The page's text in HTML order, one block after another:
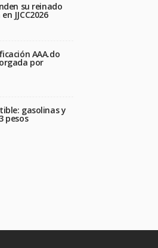
su reinado
JJCC2026
AAA.do
por
gasolinas y
pesos